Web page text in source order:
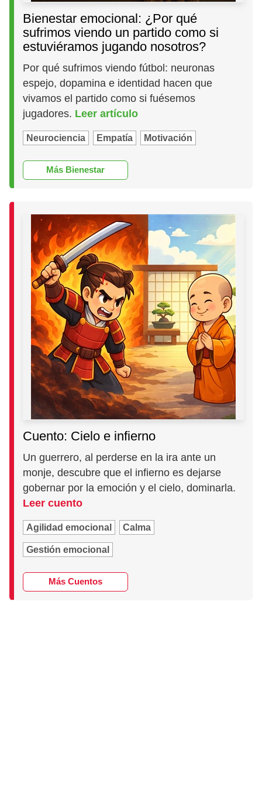
Bienestar emocional: ¿Por qué
sufrimos viendo un partido como si
estuviéramos jugando nosotros?
Por qué sufrimos viendo fútbol: neuronas
espejo, dopamina e identidad hacen que
vivamos el partido como si fuésemos
jugadores. Leer artículo
Neurociencia Empatía Motivación
Más Bienestar
Cuento: Cielo e infierno
Un guerrero, al perderse en la ira ante un
monje, descubre que el infierno es dejarse
gobernar por la emoción y el cielo, dominarla.
Leer cuento
Agilidad emocional Calma
Gestión emocional
Más Cuentos